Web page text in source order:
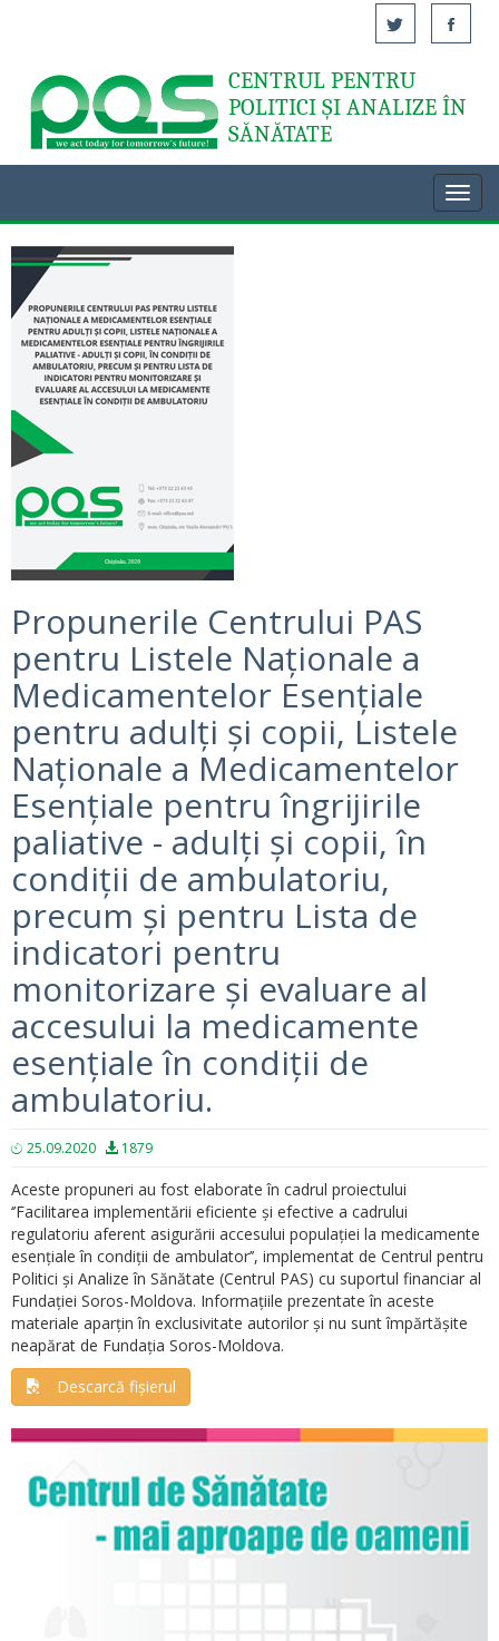
Acasă
CENTRUL PENTRU
POLITICI ȘI ANALIZE ÎN
SĂNĂTATE
Propunerile Centrului PAS
pentru Listele Naționale a
Medicamentelor Esențiale
pentru adulți și copii, Listele
Naționale a Medicamentelor
Esențiale pentru îngrijirile
paliative - adulți și copii, în
condiții de ambulatoriu,
precum și pentru Lista de
indicatori pentru
monitorizare și evaluare al
accesului la medicamente
esențiale în condiții de
ambulatoriu.
25.09.2020 1879
Aceste propuneri au fost elaborate în cadrul proiectului
‘’Facilitarea implementării eficiente și efective a cadrului
regulatoriu aferent asigurării accesului populației la medicamente
esențiale în condiții de ambulator’’, implementat de Centrul pentru
Politici și Analize în Sănătate (Centrul PAS) cu suportul financiar al
Fundației Soros-Moldova. Informațiile prezentate în aceste
materiale aparțin în exclusivitate autorilor și nu sunt împărtășite
neapărat de Fundația Soros-Moldova.
Descarcă fișierul